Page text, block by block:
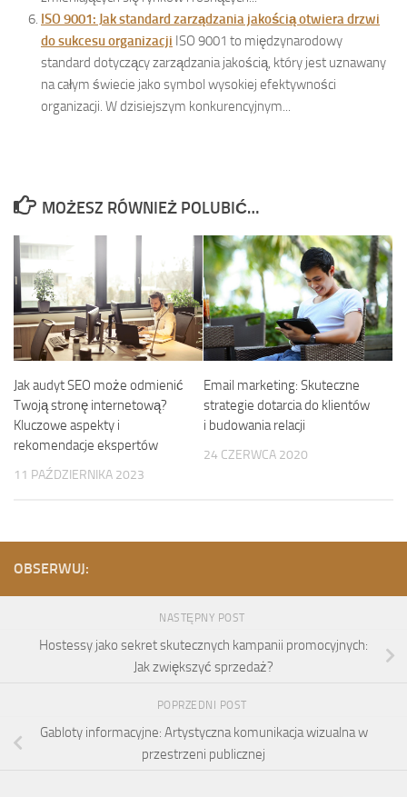
ISO 9001: Jak standard zarządzania jakością otwiera drzwi
do sukcesu organizacji ISO 9001 to międzynarodowy
standard dotyczący zarządzania jakością, który jest uznawany
na całym świecie jako symbol wysokiej efektywności
organizacji. W dzisiejszym konkurencyjnym...
MOŻESZ RÓWNIEŻ POLUBIĆ…
Jak audyt SEO może odmienić
Twoją stronę internetową?
Kluczowe aspekty i
rekomendacje ekspertów
11 PAŹDZIERNIKA 2023
Email marketing: Skuteczne
strategie dotarcia do klientów
i budowania relacji
24 CZERWCA 2020
OBSERWUJ:
NASTĘPNY POST
Hostessy jako sekret skutecznych kampanii promocyjnych:
Jak zwiększyć sprzedaż?
POPRZEDNI POST
Gabloty informacyjne: Artystyczna komunikacja wizualna w
przestrzeni publicznej